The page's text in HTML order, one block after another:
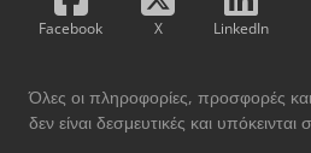
Facebook X LinkedIn
Όλες οι πληροφορίες, προσφορές
δεν είναι δεσμευτικές και υπόκεινται